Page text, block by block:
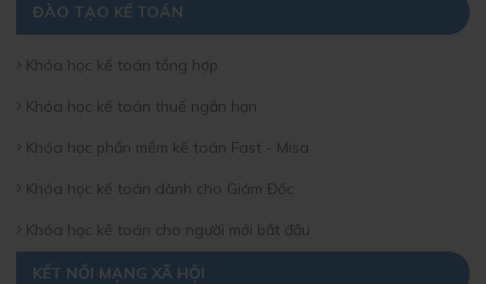
ĐÀO TẠO KẾ TOÁN
Khóa học kế toán tổng hợp
Khóa học kế toán thuế ngắn hạn
Khóa học phần mềm kế toán Fast - Misa
Khóa học kế toán dành cho Giám Đốc
Khóa học kế toán cho người mới bắt đầu
KẾT NỐI MẠNG XÃ HỘI